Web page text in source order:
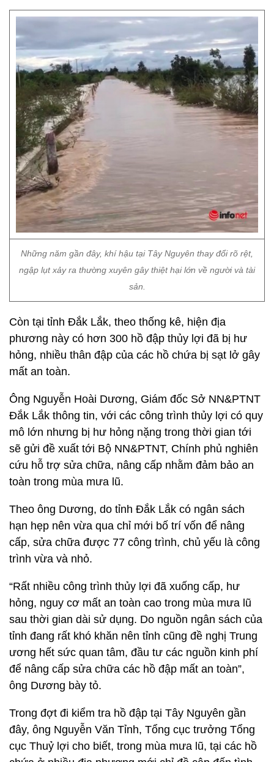
Những năm gần đây, khí hậu tại Tây Nguyên thay đổi rõ rệt,
ngập lụt xảy ra thường xuyên gây thiệt hại lớn về người và tài
sản.
Còn tại tỉnh Đắk Lắk, theo thống kê, hiện địa
phương này có hơn 300 hồ đập thủy lợi đã bị hư
hỏng, nhiều thân đập của các hồ chứa bị sạt lở gây
mất an toàn.
Ông Nguyễn Hoài Dương, Giám đốc Sở NN&PTNT
Đắk Lắk thông tin, với các công trình thủy lợi có quy
mô lớn nhưng bị hư hỏng nặng trong thời gian tới
sẽ gửi đề xuất tới Bộ NN&PTNT, Chính phủ nghiên
cứu hỗ trợ sửa chữa, nâng cấp nhằm đảm bảo an
toàn trong mùa mưa lũ.
Theo ông Dương, do tỉnh Đắk Lắk có ngân sách
hạn hẹp nên vừa qua chỉ mới bố trí vốn để nâng
cấp, sửa chữa được 77 công trình, chủ yếu là công
trình vừa và nhỏ.
“Rất nhiều công trình thủy lợi đã xuống cấp, hư
hỏng, nguy cơ mất an toàn cao trong mùa mưa lũ
sau thời gian dài sử dụng. Do nguồn ngân sách của
tỉnh đang rất khó khăn nên tỉnh cũng đề nghị Trung
ương hết sức quan tâm, đầu tư các nguồn kinh phí
để nâng cấp sửa chữa các hồ đập mất an toàn”,
ông Dương bày tỏ.
Trong đợt đi kiểm tra hồ đập tại Tây Nguyên gần
đây, ông Nguyễn Văn Tỉnh, Tổng cục trưởng Tổng
cục Thuỷ lợi cho biết, trong mùa mưa lũ, tại các hồ